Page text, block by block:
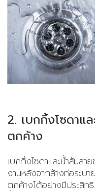
2. เบกกิ้งโซดาแ
ตกค้าง
เบกกิ้งโซดาและน้ำส้มสา
งานหลังจากล้างท่อระบ
ตกค้างได้อย่างมีประสิท